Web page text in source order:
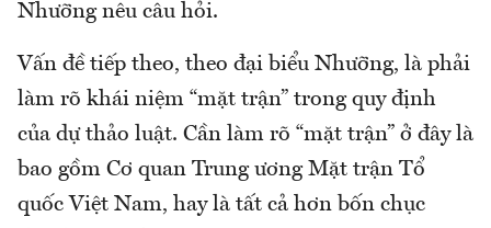
Nhưỡng nêu câu hỏi.
Vấn đề tiếp theo, theo đại biểu Nhưỡng, là phải
làm rõ khái niệm “mặt trận” trong quy định
của dự thảo luật. Cần làm rõ “mặt trận” ở đây là
bao gồm Cơ quan Trung ương Mặt trận Tổ
quốc Việt Nam, hay là tất cả hơn bốn chục